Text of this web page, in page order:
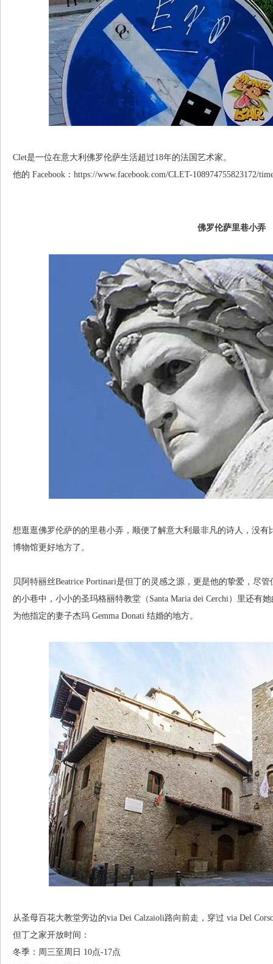
Clet是一位在意大利佛罗伦萨生活超过18年的法国艺术家。
他的 Facebook： https://www.facebook.com/CLET-108974755823172/
佛罗伦萨里巷小弄
想逛逛佛罗伦萨的的里巷小弄，顺便了解意大利最非凡的诗人，没
博物馆更好地方了。
贝阿特丽丝Beatrice Portinari是但丁的灵感之源，更是他的挚爱，尽
的小巷中，小小的圣玛格丽特教堂（Santa Maria dei Cerchi）里还有
为他指定的妻子杰玛 Gemma Donati 结婚的地方。
从圣母百花大教堂旁边的via Dei Calzaioli路向前走，穿过 via Del
但丁之家开放时间：
冬季：周三至周日 10点-17点